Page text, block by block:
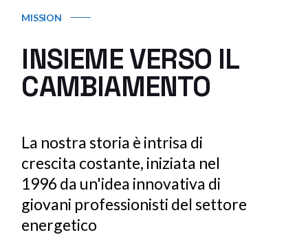
MISSION
INSIEME VERSO IL
CAMBIAMENTO
La nostra storia è intrisa di
crescita costante, iniziata nel
1996 da un'idea innovativa di
giovani professionisti del settore
energetico